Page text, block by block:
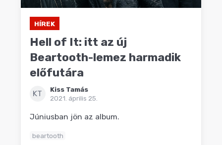
HÍREK
Hell of It: itt az új
Beartooth-lemez harmadik
előfutára
KT
Kiss Tamás
2021. április 25.
Júniusban jön az album.
beartooth